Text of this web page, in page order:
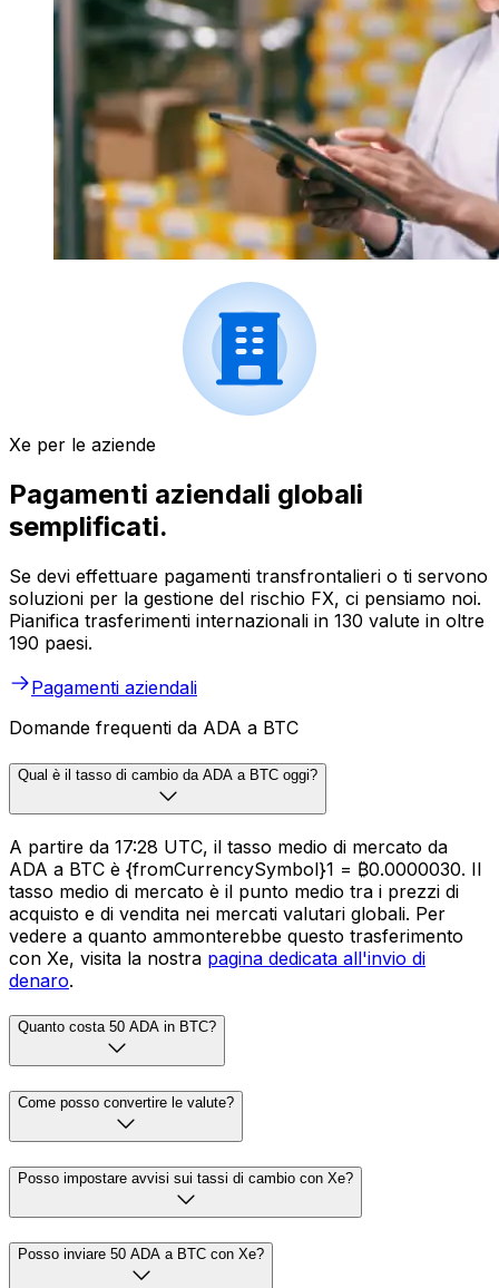
Xe per le aziende
Pagamenti aziendali globali
semplificati.
Se devi effettuare pagamenti transfrontalieri o ti servono
soluzioni per la gestione del rischio FX, ci pensiamo noi.
Pianifica trasferimenti internazionali in 130 valute in oltre
190 paesi.
Pagamenti aziendali
Domande frequenti da ADA a BTC
Qual è il tasso di cambio da ADA a BTC oggi?
A partire da 17:28 UTC, il tasso medio di mercato da
ADA a BTC è {fromCurrencySymbol}1 = ₿0.0000030. Il
tasso medio di mercato è il punto medio tra i prezzi di
acquisto e di vendita nei mercati valutari globali. Per
vedere a quanto ammonterebbe questo trasferimento
con Xe, visita la nostra pagina dedicata all'invio di
denaro.
Quanto costa 50 ADA in BTC?
Come posso convertire le valute?
Posso impostare avvisi sui tassi di cambio con Xe?
Posso inviare 50 ADA a BTC con Xe?